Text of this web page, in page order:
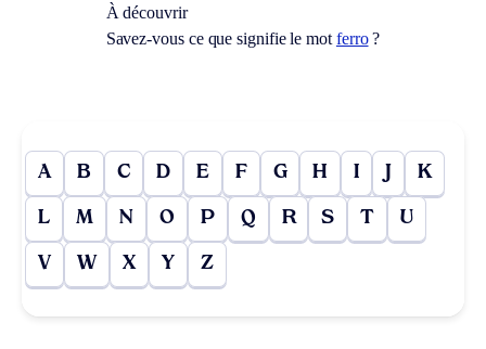
À découvrir
Savez-vous ce que signifie le mot ferro?
A B C D E F G H I J K
L M N O P Q R S T U
V W X Y Z